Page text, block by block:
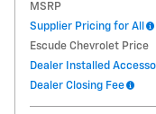
MSRP
Supplier Pricing for All
Escude Chevrolet Price
Dealer Installed
Dealer Closing Fee